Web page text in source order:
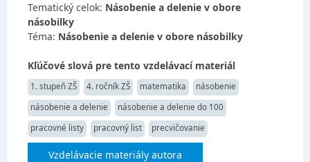
Tematický celok: Násobenie a delenie v obore
násobilky
Téma: Násobenie a delenie v obore násobilky
Kľúčové slová pre tento vzdelávací materiál
1. stupeň ZŠ 4. ročník ZŠ matematika
násobenie
násobenie a delenie
násobenie a delenie do 100
pracovné listy
pracovný list precvičovanie
Vzdelávacie materiály autora